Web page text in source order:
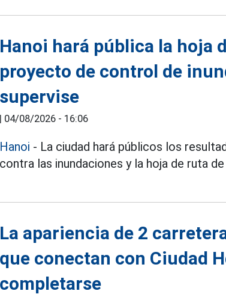
Hanoi hará pública la hoja
proyecto de control de
supervise
| 04/08/2026 - 16:06
Hanoi - La ciudad hará públicos los
contra las inundaciones y la hoja de ruta
La apariencia de 2
que conectan con Ciudad
completarse